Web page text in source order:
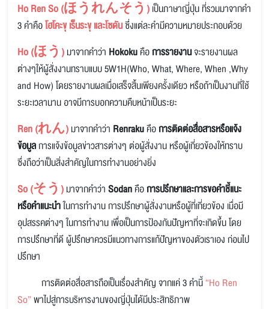
Ho Ren So (ほうれんそう)เป็นภาษาญี่ปุ่น ที่รวมมาจากคำ
3 คำคือโฮโคะขุ เร็นระขุ และโซดันซึ่งแต่ละคำมีความหมายประกอบด้วย
Ho (ほう)มาจากคำว่า Hokokuคือการรายงานจะรายงานผล
ต่างๆให้ผู้สั่งงานทราบแบบ 5W1H(Who, What, Where, When ,Why
and How) โดยรายงานผลเมื่อเสร็จสิ้นเพียงครั้งเดียว หรือถ้าเป็นงานที่ใช้
ระยะเวลานาน อาจมีการบอกความคืบหน้าเป็นระยะ
Ren (れん)มาจากคำว่า Renrakuคือการติดต่อสื่อสารหรือแจ้ง
ข้อมูลการแจ้งข้อมูลข่าวสารต่างๆ ต่อผู้สั่งงาน หรือผู้เกี่ยวข้องให้ทราบ
ซึ่งถือว่าเป็นสิ่งสำคัญในการทำงานอย่างยิ่ง
So (そう)มาจากคำว่าSodanคือการปรึกษาและการขอคำชี้แนะ
หรือคำแนะนำในการทำงาน การปรึกษาผู้สั่งงานหรือผู้ที่เกี่ยวข้อง เมื่อมี
อุปสรรคต่างๆ ในการทำงาน เพื่อเป็นการป้องกันปัญหาที่จะเกิดขึ้น โดย
การปรึกษาที่ดี ผู้ปรึกษาควรมีแนวทางการแก้ปัญหาของตัวเราเอง ก่อนไป
ปรึกษา
การติดต่อสื่อสารถือเป็นเรื่องสำคัญ จากแค่ 3 คำนี้“Ho Ren
So”พาไปสู่การบริหารงานของญี่ปุ่นได้มีประสิทธิภาพ